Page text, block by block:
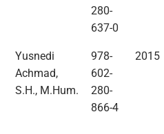
280-
637-0
Yusnedi
Achmad,
S.H., M.Hum.
978-
602-
280-
866-4
2015